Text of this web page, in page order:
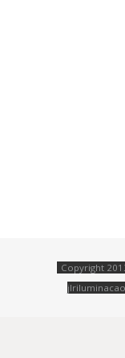
Copyright